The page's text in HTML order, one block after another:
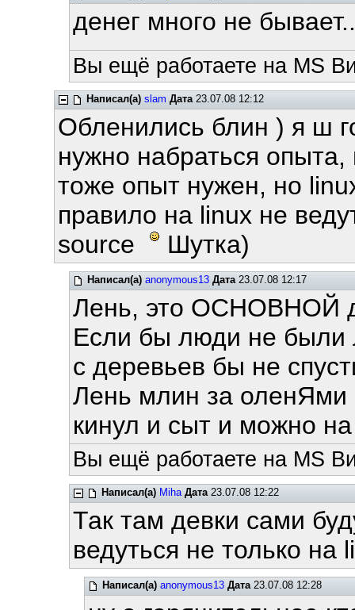
денег много не
Вы ещё работаете на MS
Написал(а) slam Дата23.07.08 12:12
Обленились блин ) я ш
нужно набраться
тоже опыт нужен, но
правило на linux не
sourсe
Шутка)
Написал(а) anonymous13 Дата23.07.08 12:17
Лень, это ОСНОВНОЙ
Если бы люди не были
с деревьев бы не
Лень млин за оленЯми
кинул и сыт и можно
Вы ещё работаете на MS
Написал(а) Miha Дата23.07.08 12:22
Так там девки сами
ведуться не только на
Написал(а) anonymous13 Дата23.07.08 12:28